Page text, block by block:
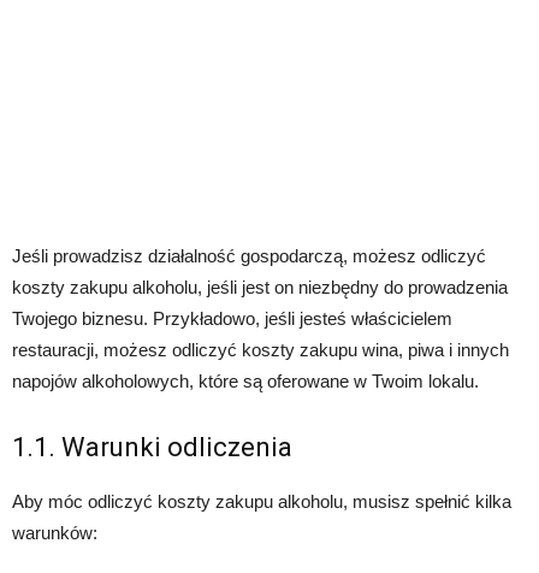
Jeśli prowadzisz działalność gospodarczą, możesz odliczyć
koszty zakupu alkoholu, jeśli jest on niezbędny do prowadzenia
Twojego biznesu. Przykładowo, jeśli jesteś właścicielem
restauracji, możesz odliczyć koszty zakupu wina, piwa i innych
napojów alkoholowych, które są oferowane w Twoim lokalu.
1.1. Warunki odliczenia
Aby móc odliczyć koszty zakupu alkoholu, musisz spełnić kilka
warunków: